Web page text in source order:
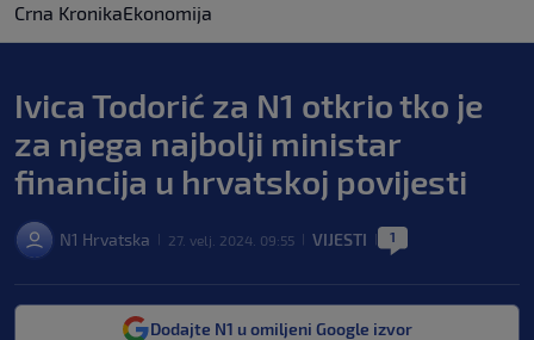
Crna KronikaEkonomija
Ivica Todorić za N1 otkrio tko je
za njega najbolji ministar
financija u hrvatskoj povijesti
N1 Hrvatska 27. velj. 2024. 09:55 VIJESTI 1
Dodajte N1 u omiljeni Google izvor